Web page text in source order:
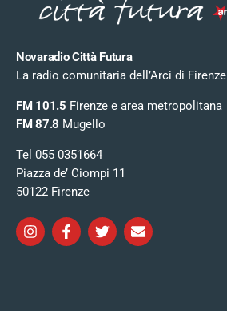
Novaradio Città Futura
La radio comunitaria dell’Arci di Firenze
FM 101.5 Firenze e area metropolitana
FM 87.8 Mugello
Tel 055 0351664
Piazza de’ Ciompi 11
50122 Firenze